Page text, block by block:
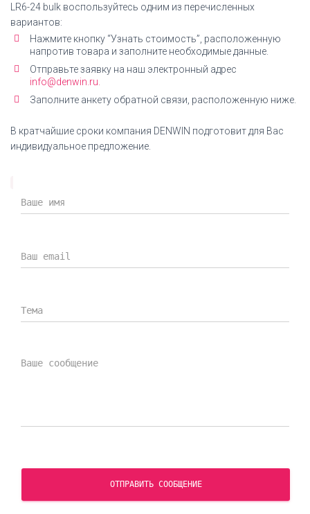
LR6-24 bulk воспользуйтесь одним из перечисленных
вариантов:
Нажмите кнопку “Узнать стоимость”, расположенную
напротив товара и заполните необходимые данные.
Отправьте заявку на наш электронный адрес
info@denwin.ru.
Заполните анкету обратной связи, расположенную ниже.
В кратчайшие сроки компания DENWIN подготовит для Вас
индивидуальное предложение.
ОТПРАВИТЬ СООБЩЕНИЕ